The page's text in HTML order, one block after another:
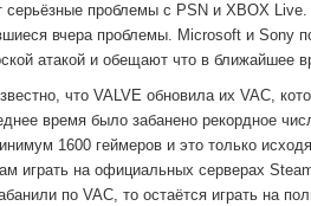
серьёзные проблемы с PSN и XBOX
вчера проблемы. Microsoft и Sony
атакой и обещают что в ближайшее
что VALVE обновила их VAC,
время было забанено рекордное
1600 геймеров и это только
играть на официальных серверах
по VAC, то остаётся играть на